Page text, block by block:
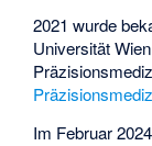
2021 wurde
Universität
Im Februar